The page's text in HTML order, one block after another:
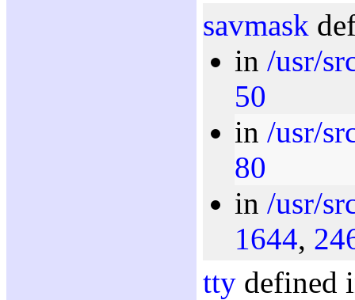
savmask
in /usr/
50
in /usr/
80
in /usr/
1644,
tty defined